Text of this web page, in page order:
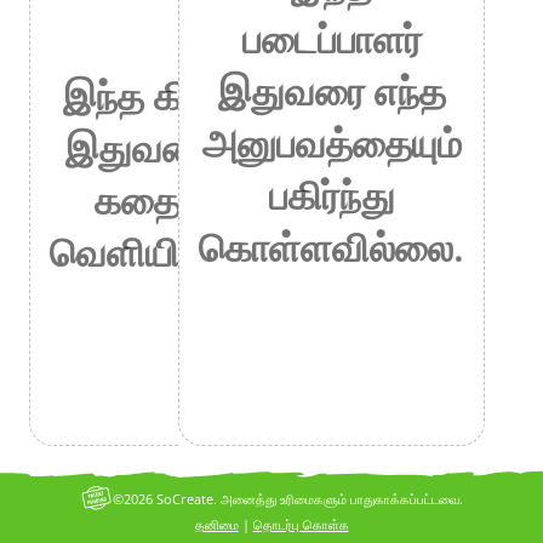
இந்த கிரியேட்டர்
இதுவரை எந்தக்
கதையையும்
வெளியிடவில்லை.
படைப்பாளர்
இதுவரை எந்த
அனுபவத்தையும்
பகிர்ந்து
கொள்ளவில்லை.
தனிமை| தொடர்பு கொள்க
©2026 SoCreate. அனைத்து உரிமைகளும் பாதுகாக்கப்பட்டவை.